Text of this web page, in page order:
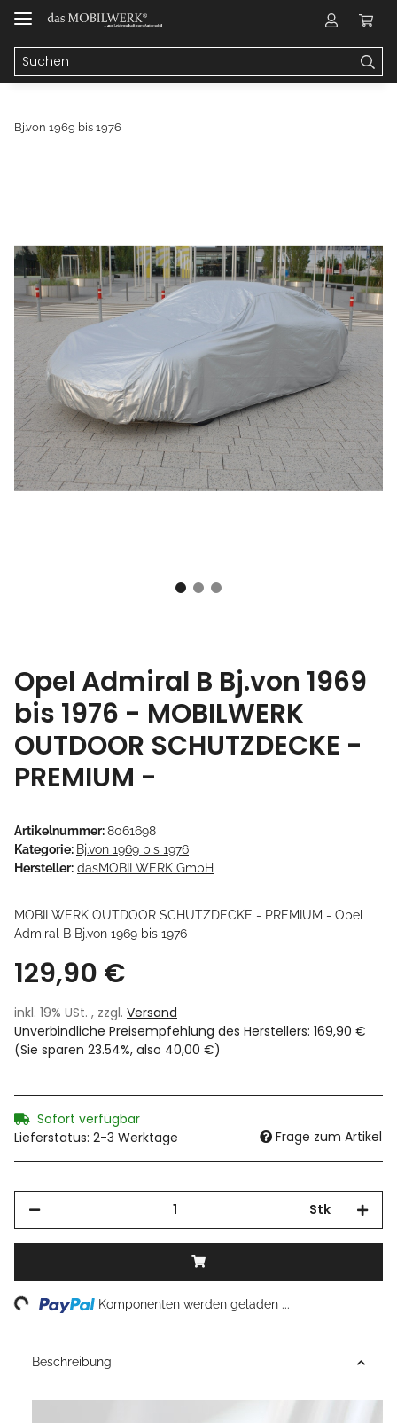
Bj.von 1969 bis 1976
Opel Admiral B Bj.von 1969
bis 1976 - MOBILWERK
OUTDOOR SCHUTZDECKE -
PREMIUM -
Artikelnummer:8061698
Kategorie: Bj.von 1969 bis 1976
Hersteller: dasMOBILWERK GmbH
MOBILWERK OUTDOOR SCHUTZDECKE - PREMIUM - Opel
Admiral B Bj.von 1969 bis 1976
129,90 €
inkl. 19% USt. , zzgl. Versand
Unverbindliche Preisempfehlung des Herstellers: 169,90 €
(Sie sparen 23.54%, also 40,00 €)
Sofort verfügbar
Lieferstatus: 2-3 Werktage
Frage zum Artikel
Stk
Loading... Komponenten werden geladen ...
Beschreibung